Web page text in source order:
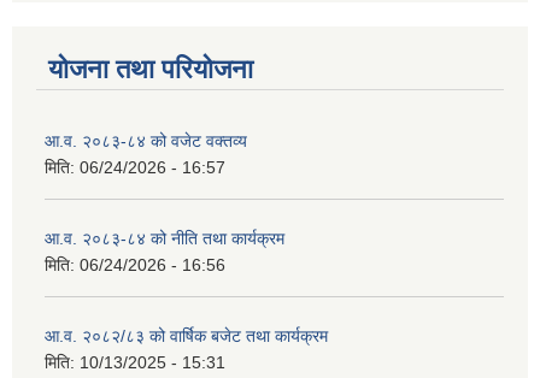
योजना तथा परियोजना
आ.व. २०८३-८४ को वजेट वक्तव्य
मिति: 06/24/2026 - 16:57
आ.व. २०८३-८४ को नीति तथा कार्यक्रम
मिति: 06/24/2026 - 16:56
आ.व. २०८२/८३ को वार्षिक बजेट तथा कार्यक्रम
मिति: 10/13/2025 - 15:31